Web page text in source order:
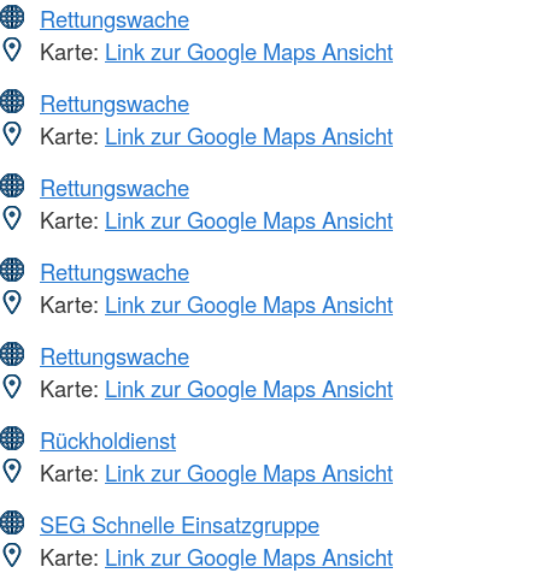
Rettungswache
Karte: Link zur Google Maps Ansicht
Rettungswache
Karte: Link zur Google Maps Ansicht
Rettungswache
Karte: Link zur Google Maps Ansicht
Rettungswache
Karte: Link zur Google Maps Ansicht
Rettungswache
Karte: Link zur Google Maps Ansicht
Rückholdienst
Karte: Link zur Google Maps Ansicht
SEG Schnelle Einsatzgruppe
Karte: Link zur Google Maps Ansicht